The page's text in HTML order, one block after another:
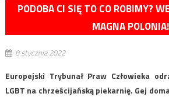
PODOBA CI SIĘ TO CO ROBIMY?
MAGNA POLONIA!
8 stycznia 2022
Europejski Trybunał Praw Człowieka
LGBT na chrześcijańską piekarnię. Gej